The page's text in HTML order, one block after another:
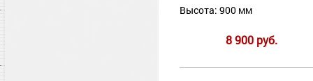
Высота: 900 мм
8 900 руб.